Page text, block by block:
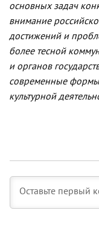
основных задач
внимание
достижений и
более тесной
и органов
современные
культурной